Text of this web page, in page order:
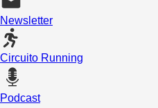
Newsletter
Circuito Running
Podcast